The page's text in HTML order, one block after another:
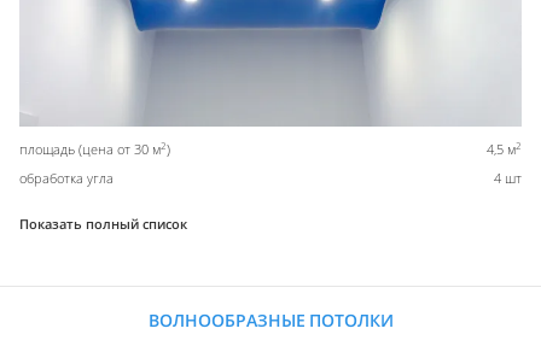
площадь (цена от 30 м2) 4,5 м2
обработка угла 4 шт
Показать полный список
ВОЛНООБРАЗНЫЕ ПОТОЛКИ